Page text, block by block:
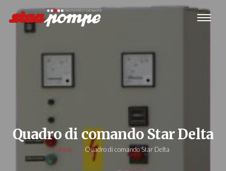
Quadro di comando Star Delta
Home Quadro di comando Star Delta